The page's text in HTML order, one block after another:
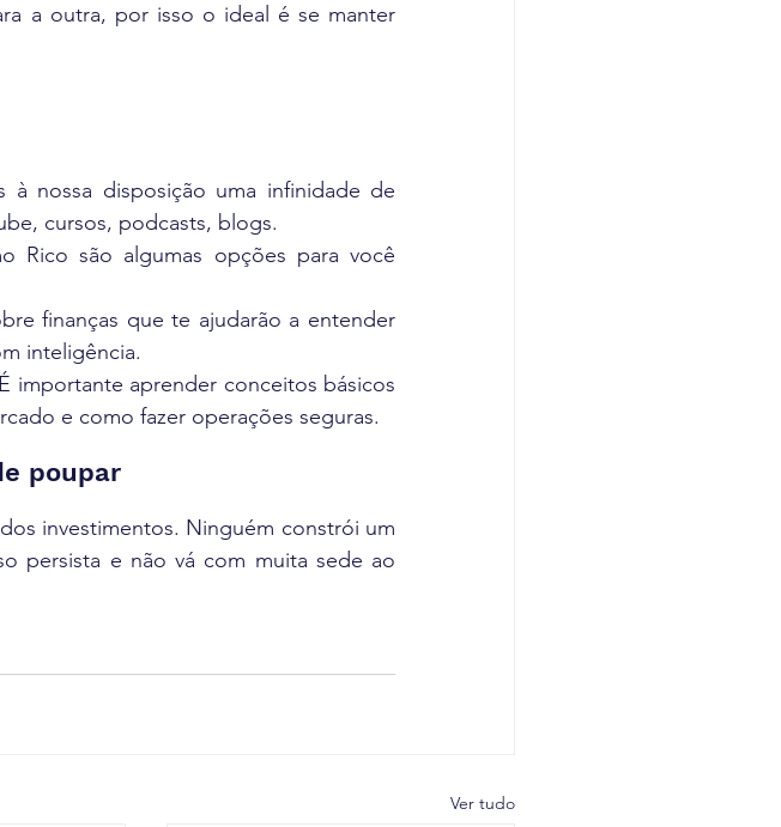
a outra, por isso o ideal é se manter
nossa disposição uma infinidade de
cursos, podcasts, blogs.
Rico são algumas opções para você
finanças que te ajudarão a entender
inteligência.
importante aprender conceitos básicos
e como fazer operações seguras.
poupar
investimentos. Ninguém constrói um
persista e não vá com muita sede ao
Ver tudo